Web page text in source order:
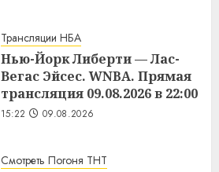
Трансляции НБА
Нью-Йорк Либерти — Лас-
Вегас Эйсес. WNBA. Прямая
трансляция 09.08.2026 в 22:00
15:22 09.08.2026
Смотреть Погоня ТНТ